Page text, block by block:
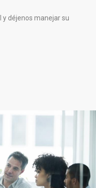
y déjenos manejar su